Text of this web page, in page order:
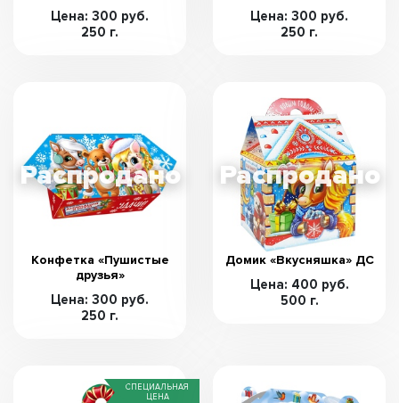
Цена: 300 руб.
250 г.
Цена: 300 руб.
250 г.
Конфетка «Пушистые
друзья»
Цена: 300 руб.
250 г.
Домик «Вкусняшка» ДС
Цена: 400 руб.
500 г.
СПЕЦИАЛЬНАЯ
ЦЕНА